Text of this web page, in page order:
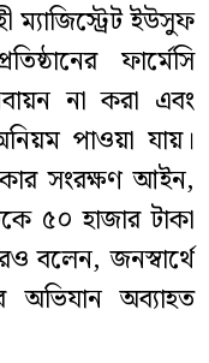
ম্যাজিস্ট্রেট ইউসুফ
ফার্মেসি
না করা এবং
পাওয়া যায়।
সংরক্ষণ আইন,
৫০ হাজার টাকা
বলেন, জনস্বার্থে
অব্যাহত